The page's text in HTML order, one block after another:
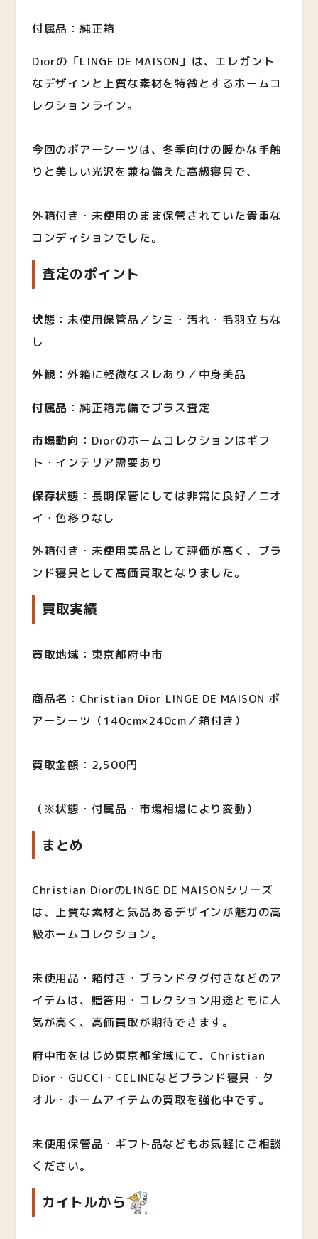
付属品：純正箱
Diorの「LINGE DE MAISON」は、エレガント
なデザインと上質な素材を特徴とするホームコ
レクションライン。
今回のボアーシーツは、冬季向けの暖かな手触
りと美しい光沢を兼ね備えた高級寝具で、
外箱付き・未使用のまま保管されていた貴重な
コンディションでした。
査定のポイント
状態 ：未使用保管品／シミ・汚れ・毛羽立ちな
し
外観 ：外箱に軽微なスレあり／中身美品
付属品 ：純正箱完備でプラス査定
市場動向 ：Diorのホームコレクションはギフ
ト・インテリア需要あり
保存状態 ：長期保管にしては非常に良好／ニオ
イ・色移りなし
外箱付き・未使用美品として評価が高く、ブラ
ンド寝具として高価買取となりました。
買取実績
買取地域：東京都府中市
商品名：Christian Dior LINGE DE MAISON ボ
アーシーツ（140cm×240cm／箱付き）
買取金額：2,500円
（※状態・付属品・市場相場により変動）
まとめ
Christian DiorのLINGE DE MAISONシリーズ
は、上質な素材と気品あるデザインが魅力の高
級ホームコレクション。
未使用品・箱付き・ブランドタグ付きなどのア
イテムは、贈答用・コレクション用途ともに人
気が高く、高価買取が期待できます。
府中市をはじめ東京都全域にて、Christian
Dior・GUCCI・CELINEなどブランド寝具・タ
オル・ホームアイテムの買取を強化中です。
未使用保管品・ギフト品などもお気軽にご相談
ください。
カイトルから